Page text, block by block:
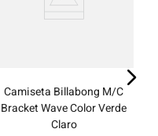
Camiseta Billabong M/C
Bracket Wave Color Verde
Claro